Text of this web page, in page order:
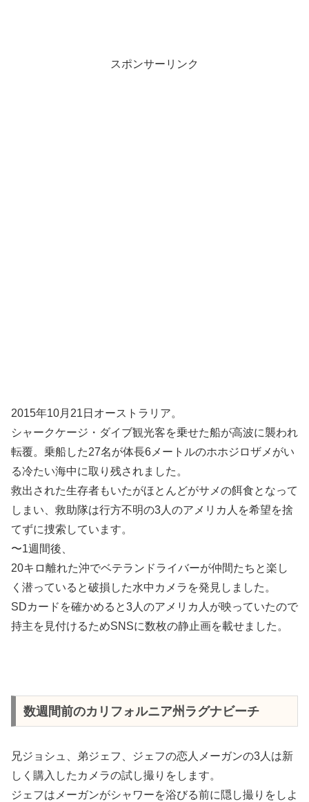
スポンサーリンク
2015年10月21日オーストラリア。
シャークケージ・ダイブ観光客を乗せた船が高波に襲われ
転覆。乗船した27名が体長6メートルのホホジロザメがい
る冷たい海中に取り残されました。
救出された生存者もいたがほとんどがサメの餌食となって
しまい、救助隊は行方不明の3人のアメリカ人を希望を捨
てずに捜索しています。
〜1週間後、
20キロ離れた沖でベテランドライバーが仲間たちと楽し
く潜っていると破損した水中カメラを発見しました。
SDカードを確かめると3人のアメリカ人が映っていたので
持主を見付けるためSNSに数枚の静止画を載せました。
数週間前のカリフォルニア州ラグナビーチ
兄ジョシュ、弟ジェフ、ジェフの恋人メーガンの3人は新
しく購入したカメラの試し撮りをします。
ジェフはメーガンがシャワーを浴びる前に隠し撮りをしよ